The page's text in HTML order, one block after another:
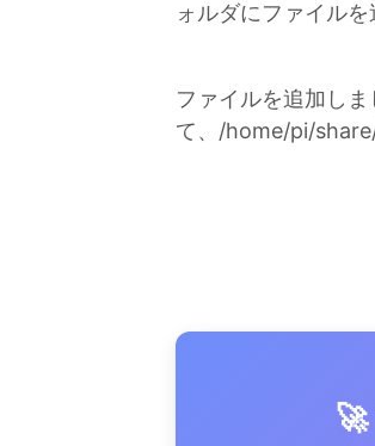
ォルダにファイルを
ファイルを追加し
て、/home/pi/